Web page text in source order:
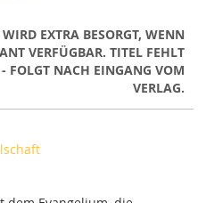
WIRD EXTRA BESORGT, WENN
VERFÜGBAR. TITEL FEHLT
FOLGT NACH EINGANG VOM
VERLAG.